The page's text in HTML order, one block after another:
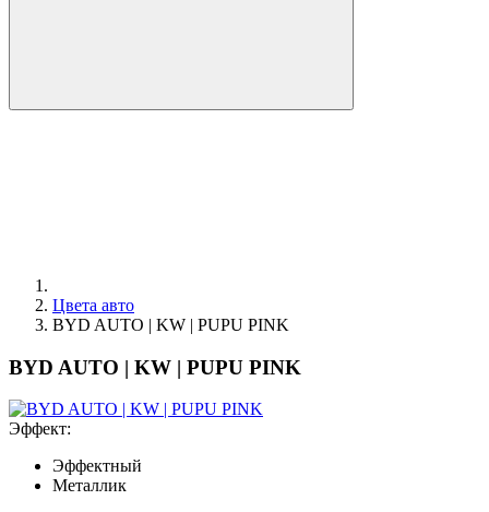
Цвета авто
BYD AUTO | KW | PUPU PINK
BYD AUTO | KW | PUPU PINK
Эффект:
Эффектный
Металлик